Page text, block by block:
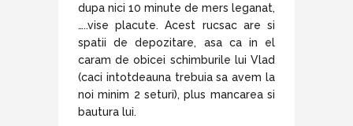
dupa nici 10 minute de mers leganat,
…..vise placute. Acest rucsac are si
spatii de depozitare, asa ca in el
caram de obicei schimburile lui Vlad
(caci intotdeauna trebuia sa avem la
noi minim 2 seturi), plus mancarea si
bautura lui.